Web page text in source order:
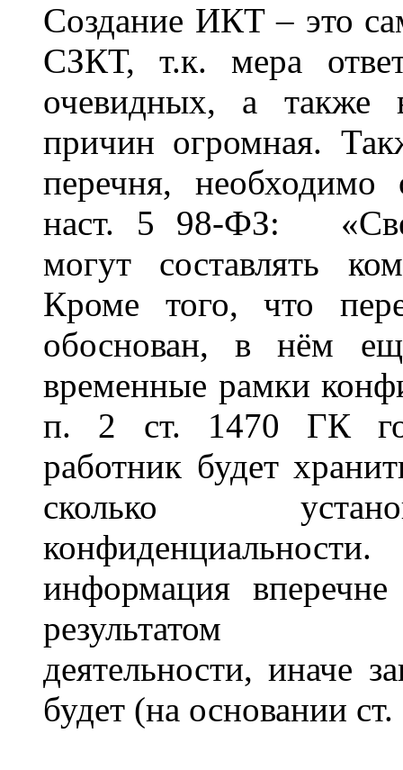
Создание ИКТ – это
СЗКТ, т.к. мера
очевидных, а также
причин огромная. Так
перечня, необходимо
наст. 5 98-ФЗ: «
могут составлять
Кроме того, что
обоснован, внём
временные рамки
п. 2 ст. 1470 ГК
работник будет
сколько
информация в
результатом
деятельности, иначе
будет (на основании